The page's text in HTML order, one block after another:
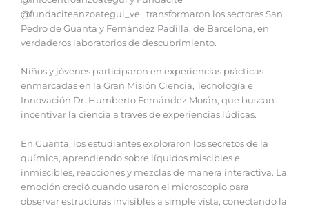
@fundaciteanzoategui_ve , transformaron los sectores San
Pedro de Guanta y Fernández Padilla, de Barcelona, en
verdaderos laboratorios de descubrimiento.
Niños y jóvenes participaron en experiencias prácticas
enmarcadas en la Gran Misión Ciencia, Tecnología e
Innovación Dr. Humberto Fernández Morán, que buscan
incentivar la ciencia a través de experiencias lúdicas.
‎‎En Guanta, los estudiantes exploraron los secretos de la
química, aprendiendo sobre líquidos miscibles e
inmiscibles, reacciones y mezclas de manera interactiva. La
emoción creció cuando usaron el microscopio para
observar estructuras invisibles a simple vista, conectando la